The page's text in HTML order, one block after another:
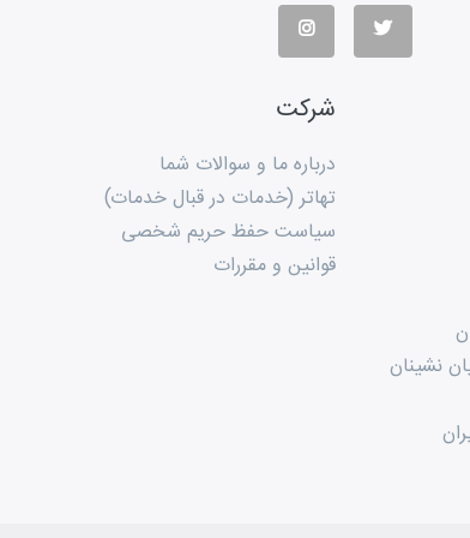
نشینان
شرکت
درباره ما و سوالات شما
تهاتر (خدمات در قبال خدمات)
سیاست حفظ حریم شخصی
قوانین و مقررات